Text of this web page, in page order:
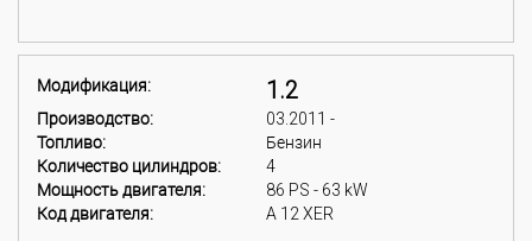
Модификация: 1.2
Производство:
03.2011 -
Топливо:
Бензин
Количество цилиндров:
4
Мощность двигателя:
86 PS - 63 kW
Код двигателя:
A 12 XER